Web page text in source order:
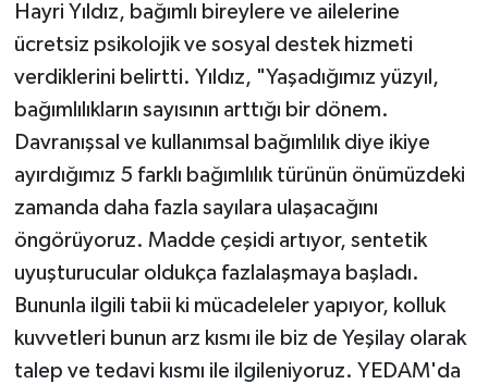
Hayri Yıldız, bağımlı bireylere ve ailelerine
ücretsiz psikolojik ve sosyal destek hizmeti
verdiklerini belirtti. Yıldız, "Yaşadığımız yüzyıl,
bağımlılıkların sayısının arttığı bir dönem.
Davranışsal ve kullanımsal bağımlılık diye ikiye
ayırdığımız 5 farklı bağımlılık türünün önümüzdeki
zamanda daha fazla sayılara ulaşacağını
öngörüyoruz. Madde çeşidi artıyor, sentetik
uyuşturucular oldukça fazlalaşmaya başladı.
Bununla ilgili tabii ki mücadeleler yapıyor, kolluk
kuvvetleri bunun arz kısmı ile biz de Yeşilay olarak
talep ve tedavi kısmı ile ilgileniyoruz. YEDAM'da